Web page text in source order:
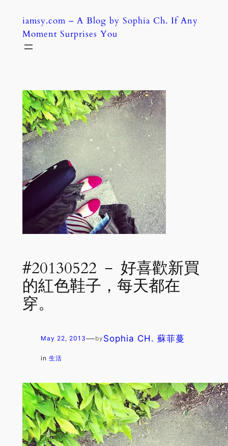
content
iamsy.com – A Blog by Sophia Ch. If Any
Moment Surprises You
#20130522 － 好喜歡新買
的紅色鞋子，每天都在
穿。
May 22, 2013—by Sophia CH. 蘇菲蔓
in 生活